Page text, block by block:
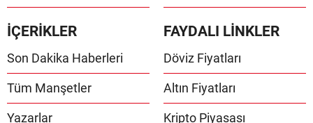
İÇERİKLER
Son Dakika Haberleri
Tüm Manşetler
Yazarlar
FAYDALI LİNKLER
Döviz Fiyatları
Altın Fiyatları
Kripto Piyasası